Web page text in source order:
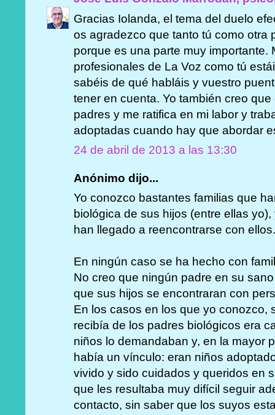
Gracias Iolanda, el tema del duelo
os agradezco que tanto tú como otra
porque es una parte muy importante.
profesionales de La Voz como tú
sabéis de qué habláis y vuestro
tener en cuenta. Yo también creo
padres y me ratifica en mi labor y
adoptadas cuando hay que abordar
24 de abril de 2013 a las 13:30
Anónimo dijo...
Yo conozco bastantes familias que
biológica de sus hijos (entre ellas
han llegado a reencontrarse con
En ningún caso se ha hecho con
No creo que ningún padre en su
que sus hijos se encontraran con
En los casos en los que yo conozco,
recibía de los padres biológicos era
niños lo demandaban y, en la mayor
había un vínculo: eran niños
vivido y sido cuidados y queridos en
que les resultaba muy difícil seguir
contacto, sin saber que los suyos